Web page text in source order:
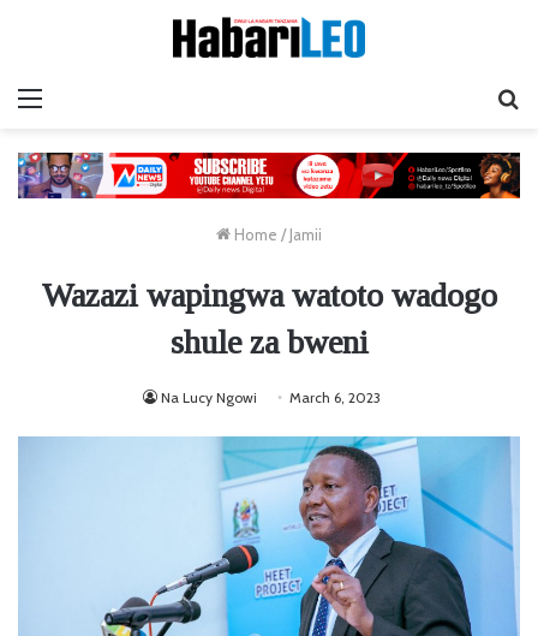
Home / Jamii
Wazazi wapingwa watoto wadogo
shule za bweni
Na Lucy Ngowi March 6, 2023